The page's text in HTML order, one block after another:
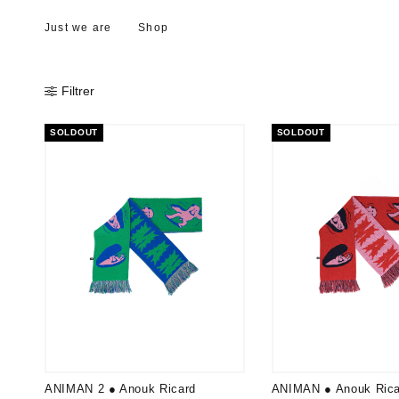
Just we are Shop
Filtrer
SOLDOUT
ANIMAN 2 ● Anouk Ricard
SOLDOUT
ANIMAN ● Anouk